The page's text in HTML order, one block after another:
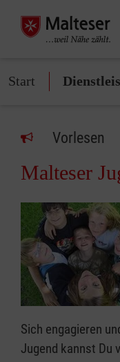
Start
Vorlesen
Malteser
Sich engagieren
Jugend kannst Du